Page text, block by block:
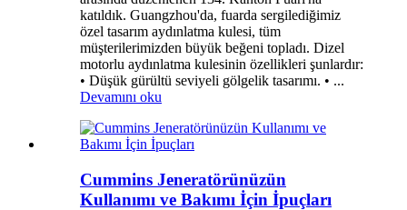
katıldık. Guangzhou'da, fuarda sergilediğimiz
özel tasarım aydınlatma kulesi, tüm
müşterilerimizden büyük beğeni topladı. Dizel
motorlu aydınlatma kulesinin özellikleri şunlardır:
• Düşük gürültü seviyeli gölgelik tasarımı. • ...
Devamını oku
Cummins Jeneratörünüzün
Kullanımı ve Bakımı İçin İpuçları